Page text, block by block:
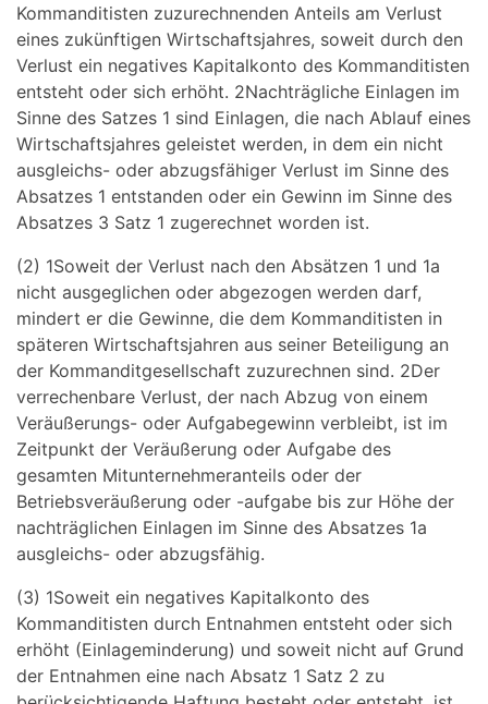
Kommanditisten zuzurechnenden Anteils am Verlust
eines zukünftigen Wirtschaftsjahres, soweit durch den
Verlust ein negatives Kapitalkonto des Kommanditisten
entsteht oder sich erhöht. 2Nachträgliche Einlagen im
Sinne des Satzes 1 sind Einlagen, die nach Ablauf eines
Wirtschaftsjahres geleistet werden, in dem ein nicht
ausgleichs- oder abzugsfähiger Verlust im Sinne des
Absatzes 1 entstanden oder ein Gewinn im Sinne des
Absatzes 3 Satz 1 zugerechnet worden ist.
(2) 1Soweit der Verlust nach den Absätzen 1 und 1a
nicht ausgeglichen oder abgezogen werden darf,
mindert er die Gewinne, die dem Kommanditisten in
späteren Wirtschaftsjahren aus seiner Beteiligung an
der Kommanditgesellschaft zuzurechnen sind. 2Der
verrechenbare Verlust, der nach Abzug von einem
Veräußerungs- oder Aufgabegewinn verbleibt, ist im
Zeitpunkt der Veräußerung oder Aufgabe des
gesamten Mitunternehmeranteils oder der
Betriebsveräußerung oder -aufgabe bis zur Höhe der
nachträglichen Einlagen im Sinne des Absatzes 1a
ausgleichs- oder abzugsfähig.
(3) 1Soweit ein negatives Kapitalkonto des
Kommanditisten durch Entnahmen entsteht oder sich
erhöht (Einlageminderung) und soweit nicht auf Grund
der Entnahmen eine nach Absatz 1 Satz 2 zu